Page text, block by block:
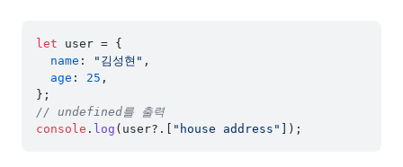
let user = {
name : "김성현" ,
age : 25 ,
// undefined를 출력
console . log (user?.[ "house address"